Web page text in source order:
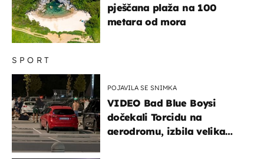
SPORT
POJAVILA SE SNIMKA
VIDEO Bad Blue Boysi
dočekali Torcidu na
aerodromu, izbila velika
pješčana plaža na 100
metara od mora